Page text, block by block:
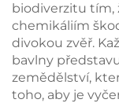
biodiverzitu tím,
chemikáliím
divokou zvěř.
bavlny
zemědělství,
toho, aby je